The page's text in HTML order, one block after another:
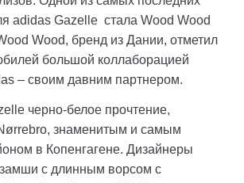
adidas Gazelle стала Wood Wood
Wood, бренд из Дании, отметил
большой коллаборацией
– своим давним партнером.
черно-белое прочтение,
знаменитым и самым
в Копенгагене. Дизайнеры
с длинным ворсом с